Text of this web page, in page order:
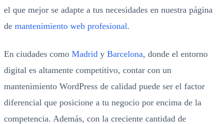
el que mejor se adapte a tus necesidades en nuestra página
de mantenimiento web profesional.
En ciudades como Madrid y Barcelona, donde el entorno
digital es altamente competitivo, contar con un
mantenimiento WordPress de calidad puede ser el factor
diferencial que posicione a tu negocio por encima de la
competencia. Además, con la creciente cantidad de